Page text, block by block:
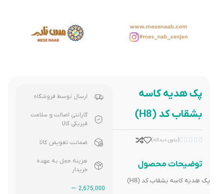
پک هدیه کاسه
بشقاب کد (H8)




(بدون دیدگاه)
توضیحات محصول
پک هدیه کاسه بشقاب کد (H8)
ارسال توسط فروشگاه
گارانتی اصالت و سلامت
فیزیکی کالا
ضمانت تعویض کالا
هزینه حمل به عهده
خریدار
2,675,000
–